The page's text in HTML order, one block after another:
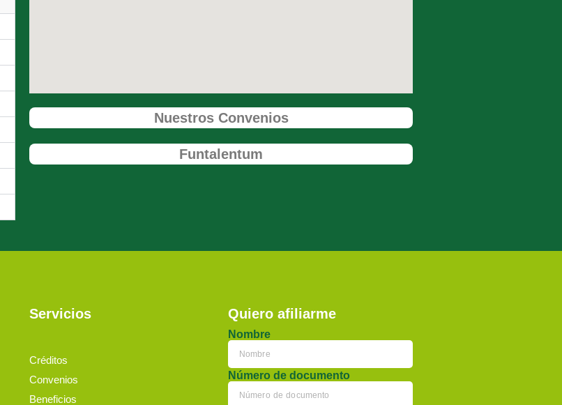
Nuestros Convenios
Funtalentum
Servicios
Créditos
Convenios
Beneficios
Quiero afiliarme
Nombre
Número de documento